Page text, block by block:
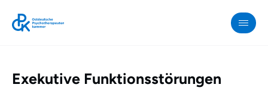
OPKExekutive Funktionsstörungen